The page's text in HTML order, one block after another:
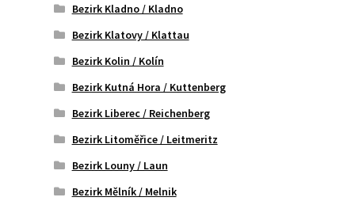
Bezirk Kladno / Kladno
Bezirk Klatovy / Klattau
Bezirk Kolin / Kolín
Bezirk Kutná Hora / Kuttenberg
Bezirk Liberec / Reichenberg
Bezirk Litoměřice / Leitmeritz
Bezirk Louny / Laun
Bezirk Mělník / Melnik